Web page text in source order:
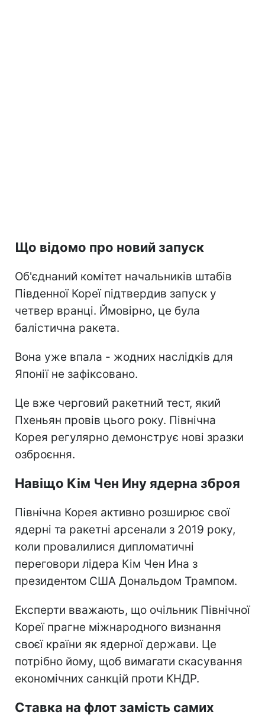
Що відомо про новий запуск
Об'єднаний комітет начальників штабів
Південної Кореї підтвердив запуск у
четвер вранці. Ймовірно, це була
балістична ракета.
Вона уже впала - жодних наслідків для
Японії не зафіксовано.
Це вже черговий ракетний тест, який
Пхеньян провів цього року. Північна
Корея регулярно демонструє нові зразки
озброєння.
Навіщо Кім Чен Ину ядерна зброя
Північна Корея активно розширює свої
ядерні та ракетні арсенали з 2019 року,
коли провалилися дипломатичні
переговори лідера Кім Чен Ина з
президентом США Дональдом Трампом.
Експерти вважають, що очільник Північної
Кореї прагне міжнародного визнання
своєї країни як ядерної держави. Це
потрібно йому, щоб вимагати скасування
економічних санкцій проти КНДР.
Ставка на флот замість самих